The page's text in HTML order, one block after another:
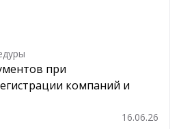
при
компаний и
16.06.26